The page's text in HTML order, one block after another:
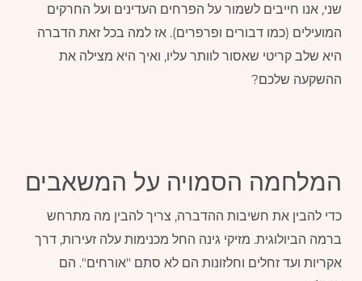
שני, אנו חייבים לשמור על הפרחים העדינים ועל החרקים
המועילים (כמו דבורים ופרפרים). אז למה בכל זאת הדברה
היא שלב קריטי שאסור לוותר עליו, ואיך היא מצילה את
ההשקעה שלכם?
המלחמה הסמויה על המשאבים
כדי להבין את חשיבות ההדברה, צריך להבין מה מתרחש
ברמה הביולוגית. מזיקי גינה החל מכנימות עלה זעירות, דרך
אקריות ועד זחלים וחלזונות הם לא סתם "אורחים". הם